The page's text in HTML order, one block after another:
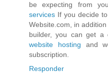
be expecting from
services If you decide
Website.com, in
builder, you can get a
website hosting and
subscription.
Responder